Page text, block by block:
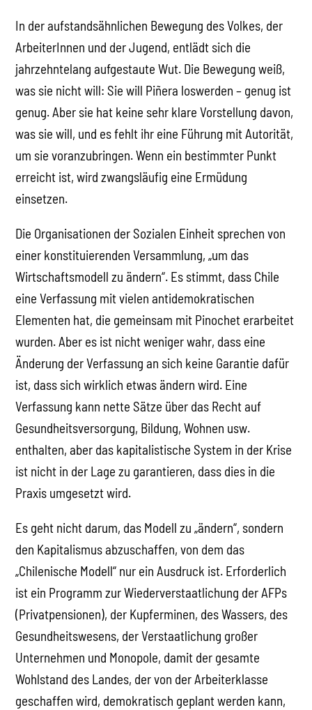
In der aufstandsähnlichen Bewegung des Volkes, der
ArbeiterInnen und der Jugend, entlädt sich die
jahrzehntelang aufgestaute Wut. Die Bewegung weiß,
was sie nicht will: Sie will Piñera loswerden – genug ist
genug. Aber sie hat keine sehr klare Vorstellung davon,
was sie will, und es fehlt ihr eine Führung mit Autorität,
um sie voranzubringen. Wenn ein bestimmter Punkt
erreicht ist, wird zwangsläufig eine Ermüdung
einsetzen.
Die Organisationen der Sozialen Einheit sprechen von
einer konstituierenden Versammlung, „um das
Wirtschaftsmodell zu ändern“. Es stimmt, dass Chile
eine Verfassung mit vielen antidemokratischen
Elementen hat, die gemeinsam mit Pinochet erarbeitet
wurden. Aber es ist nicht weniger wahr, dass eine
Änderung der Verfassung an sich keine Garantie dafür
ist, dass sich wirklich etwas ändern wird. Eine
Verfassung kann nette Sätze über das Recht auf
Gesundheitsversorgung, Bildung, Wohnen usw.
enthalten, aber das kapitalistische System in der Krise
ist nicht in der Lage zu garantieren, dass dies in die
Praxis umgesetzt wird.
Es geht nicht darum, das Modell zu „ändern“, sondern
den Kapitalismus abzuschaffen, von dem das
„Chilenische Modell“ nur ein Ausdruck ist. Erforderlich
ist ein Programm zur Wiederverstaatlichung der AFPs
(Privatpensionen), der Kupferminen, des Wassers, des
Gesundheitswesens, der Verstaatlichung großer
Unternehmen und Monopole, damit der gesamte
Wohlstand des Landes, der von der Arbeiterklasse
geschaffen wird, demokratisch geplant werden kann,